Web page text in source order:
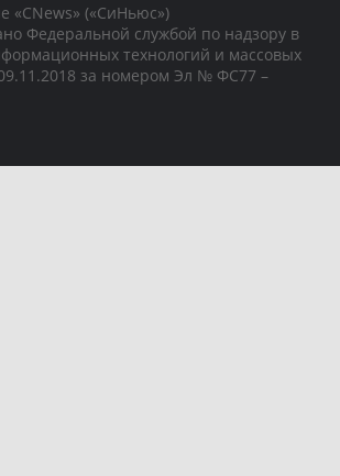
«CNews» («СиНьюс»)
Федеральной службой по надзору в
технологий и массовых
за номером Эл № ФС77 –